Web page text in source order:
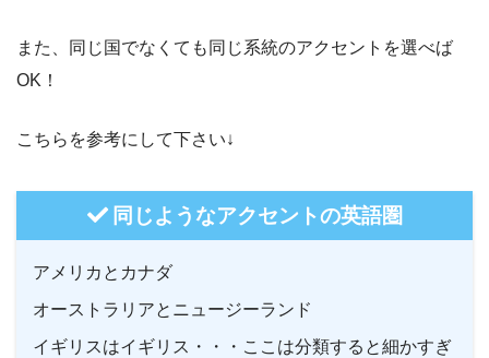
また、同じ国でなくても同じ系統のアクセントを選べば
OK！
こちらを参考にして下さい↓
同じようなアクセントの英語圏
アメリカとカナダ
オーストラリアとニュージーランド
イギリスはイギリス・・・ここは分類すると細かすぎ